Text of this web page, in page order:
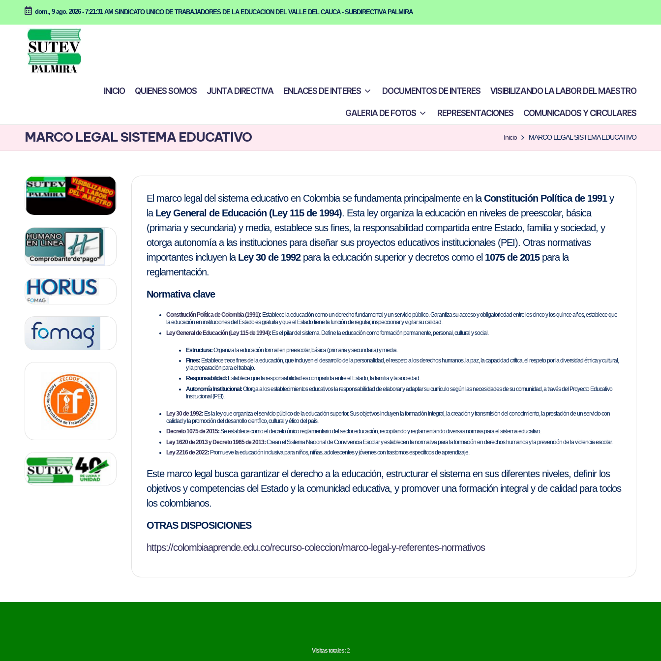
dom., 9 ago. 2026-7:21:31 AM SINDICATO UNICO DE TRABAJADORES DE LA EDUCACION DEL VALLE DEL CAUCA - SUBDIRECTIVA PALMIRA
T
E
P
A
L
M
I
R
A
INICIO QUIENES SOMOS JUNTA DIRECTIVA ENLACES DE INTERES DOCUMENTOS DE INTERES VISIBILIZANDO LA LABOR DEL MAESTRO
GALERIA DE FOTOS REPRESENTACIONES COMUNICADOS Y CIRCULARES
MARCO LEGAL SISTEMA EDUCATIVO Inicio MARCO LEGAL SISTEMA EDUCATIVO
El marco legal del sistema educativo en Colombia se fundamenta principalmente en laConstitución Política de 1991y
la Ley General de Educación (Ley 115 de 1994). Esta ley organiza la educación en niveles de preescolar, básica
(primaria y secundaria) y media, establece sus fines, la responsabilidad compartida entre Estado, familia y sociedad, y
otorga autonomía a las instituciones para diseñar sus proyectos educativos institucionales (PEI). Otras normativas
importantes incluyen la Ley 30 de 1992para la educación superior y decretos como el 1075 de 2015para la
reglamentación.
Normativa clave
Constitución Política de Colombia (1991):Establece la educación como un derecho fundamental y un servicio público. Garantiza su acceso y obligatoriedad entre los cinco y los quince años, establece que
la educación en instituciones del Estado es gratuita y que el Estado tiene la función de regular, inspeccionar y vigilar su calidad.
Ley General de Educación (Ley 115 de 1994):Es el pilar del sistema. Define la educación como formación permanente, personal, cultural y social.
Estructura:Organiza la educación formal en preescolar, básica (primaria y secundaria) y media.
Fines:Establece trece fines de la educación, que incluyen el desarrollo de la personalidad, el respeto a los derechos humanos, la paz, la capacidad crítica, el respeto por la diversidad étnica y cultural,
y la preparación para el trabajo.
Responsabilidad:Establece que la responsabilidad es compartida entre el Estado, la familia y la sociedad.
Autonomía Institucional:Otorga a los establecimientos educativos la responsabilidad de elaborar y adaptar su currículo según las necesidades de su comunidad, a través del Proyecto Educativo
Institucional (PEI).
Ley 30 de 1992:Es la ley que organiza el servicio público de la educación superior. Sus objetivos incluyen la formación integral, la creación y transmisión del conocimiento, la prestación de un servicio con
calidad y la promoción del desarrollo científico, cultural y ético del país.
Decreto 1075 de 2015:Se establece como el decreto único reglamentario del sector educación, recopilando y reglamentando diversas normas para el sistema educativo.
Ley 1620 de 2013 y Decreto 1965 de 2013:Crean el Sistema Nacional de Convivencia Escolar y establecen la normativa para la formación en derechos humanos y la prevención de la violencia escolar.
Ley 2216 de 2022:Promueve la educación inclusiva para niños, niñas, adolescentes y jóvenes con trastornos específicos de aprendizaje.
Este marco legal busca garantizar el derecho a la educación, estructurar el sistema en sus diferentes niveles, definir los
objetivos y competencias del Estado y la comunidad educativa, y promover una formación integral y de calidad para todos
los colombianos.
OTRAS DISPOSICIONES
https://colombiaaprende.edu.co/recurso-coleccion/marco-legal-y-referentes-normativos
Visitas totales:2